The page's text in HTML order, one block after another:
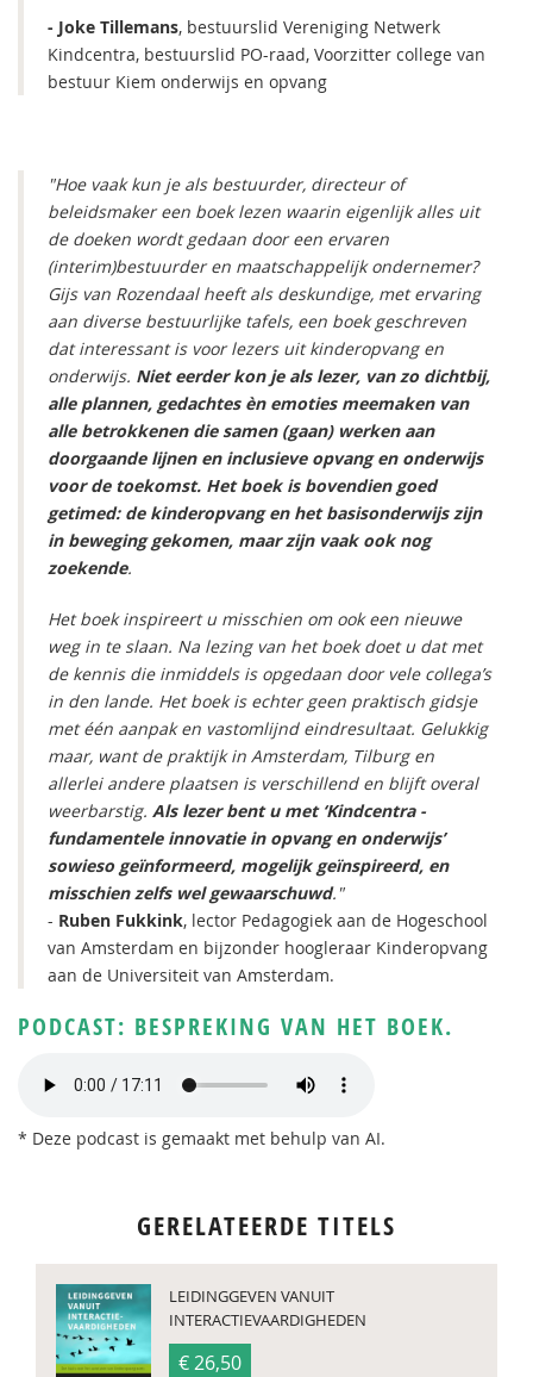
- Joke Tillemans, bestuurslid Vereniging Netwerk
Kindcentra, bestuurslid PO-raad, Voorzitter college van
bestuur Kiem onderwijs en opvang
"Hoe vaak kun je als bestuurder, directeur of
beleidsmaker een boek lezen waarin eigenlijk alles uit
de doeken wordt gedaan door een ervaren
(interim)bestuurder en maatschappelijk ondernemer?
Gijs van Rozendaal heeft als deskundige, met ervaring
aan diverse bestuurlijke tafels, een boek geschreven
dat interessant is voor lezers uit kinderopvang en
onderwijs. Niet eerder kon je als lezer, van zo dichtbij,
alle plannen, gedachtes èn emoties meemaken van
alle betrokkenen die samen (gaan) werken aan
doorgaande lijnen en inclusieve opvang en onderwijs
voor de toekomst. Het boek is bovendien goed
getimed: de kinderopvang en het basisonderwijs zijn
in beweging gekomen, maar zijn vaak ook nog
zoekende.
Het boek inspireert u misschien om ook een nieuwe
weg in te slaan. Na lezing van het boek doet u dat met
de kennis die inmiddels is opgedaan door vele collega’s
in den lande. Het boek is echter geen praktisch gidsje
met één aanpak en vastomlijnd eindresultaat. Gelukkig
maar, want de praktijk in Amsterdam, Tilburg en
allerlei andere plaatsen is verschillend en blijft overal
weerbarstig. Als lezer bent u met ‘Kindcentra -
fundamentele innovatie in opvang en onderwijs’
sowieso geïnformeerd, mogelijk geïnspireerd, en
misschien zelfs wel gewaarschuwd."
- Ruben Fukkink, lector Pedagogiek aan de Hogeschool
van Amsterdam en bijzonder hoogleraar Kinderopvang
aan de Universiteit van Amsterdam.
PODCAST: BESPREKING VAN HET BOEK.
* Deze podcast is gemaakt met behulp van AI.
GERELATEERDE TITELS
LEIDINGGEVEN VANUIT
INTERACTIEVAARDIGHEDEN
€ 26,50